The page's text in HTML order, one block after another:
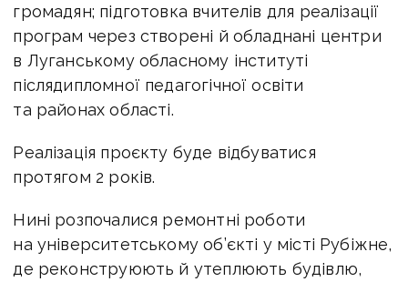
громадян; підготовка вчителів для реалізації
програм через створені й обладнані центри
в Луганському обласному інституті
післядипломної педагогічної освіти
та районах області.
Реалізація проєкту буде відбуватися
протягом 2 років.
Нині розпочалися ремонтні роботи
на університетському об’єкті у місті Рубіжне,
де реконструюють й утеплюють будівлю,